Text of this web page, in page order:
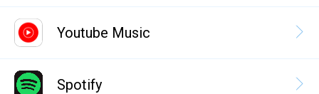
Youtube Music
Spotify